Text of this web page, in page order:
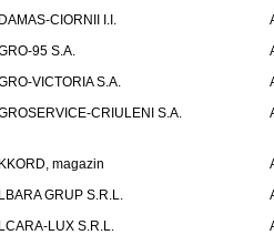
CIORNII I.I.
95 S.A.
VICTORIA S.A.
CRIULENI S.A.
magazin
GRUP S.R.L.
LUX S.R.L.